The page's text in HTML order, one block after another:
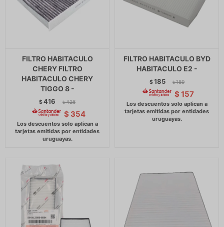
FILTRO HABITACULO
CHERY FILTRO
HABITACULO CHERY
TIGGO 8 -
$416 $ 426
$ 354
FILTRO HABITACULO BYD
HABITACULO E2 -
$185 $ 189
$ 157